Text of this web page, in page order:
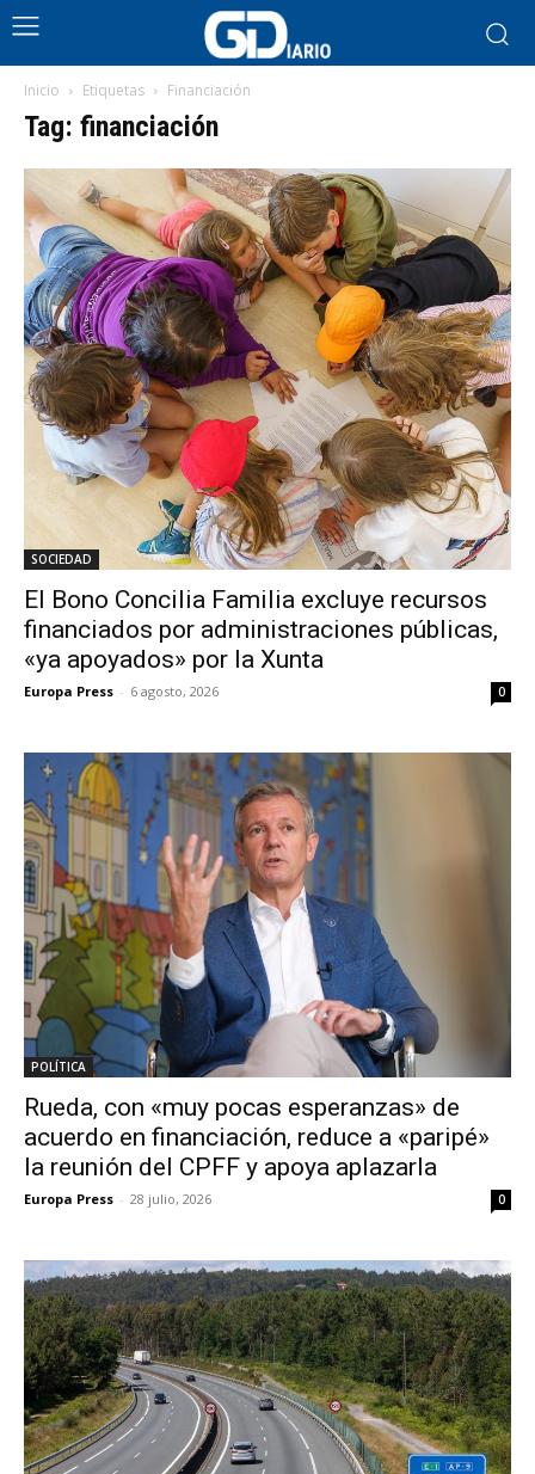
Inicio Etiquetas Financiación
Tag: financiación
SOCIEDAD
El Bono Concilia Familia excluye recursos
financiados por administraciones públicas,
«ya apoyados» por la Xunta
Europa Press - 6 agosto, 2026 0
POLÍTICA
Rueda, con «muy pocas esperanzas» de
acuerdo en financiación, reduce a «paripé»
la reunión del CPFF y apoya aplazarla
Europa Press - 28 julio, 2026 0